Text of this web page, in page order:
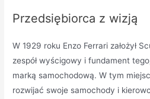
Przedsiębiorca z wizją
W 1929 roku Enzo Ferrari założył
zespół wyścigowy i fundament
marką samochodową. W tym
rozwijać swoje samochody i